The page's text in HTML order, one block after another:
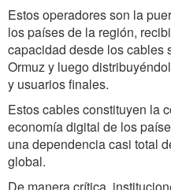
Estos operadores son la
los países de la región,
capacidad desde los cables
Ormuz y luego
y usuarios finales.
Estos cables constituyen la
economía digital de los
una dependencia casi total
global.